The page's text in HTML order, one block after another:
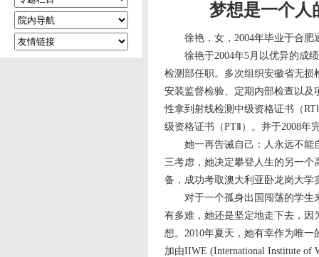
梦想是一个人
徐艳，女，2004年毕业于合肥
徐艳于2004年5月以优异的成绩
检测部任职。多次组织安徽省无
安装监督检验、定期内部检查以
性拿到射线检测中级资格证书（
级资格证书（PTⅡ）。并于2008年
她一再告诫自己：人永远不能自
三考虑，她决定攀登人生的另一
备，成功考取澳大利亚卧龙岗大
对于一个孤身出国闯荡的学生来
有多难，她还是坚定地走下去，
想。2010年夏天，她有幸作为唯
加由IIWE (International Institute of